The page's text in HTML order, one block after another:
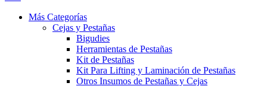
Más Categorías
Cejas y Pestañas
Bigudies
Herramientas de Pestañas
Kit de Pestañas
Kit Para Lifting y Laminación de Pestañas
Otros Insumos de Pestañas y Cejas